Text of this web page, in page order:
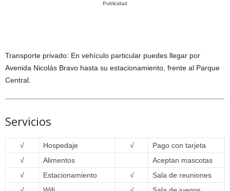
Publicidad
Transporte privado: En vehículo particular puedes llegar por
Avenida Nicolás Bravo hasta su estacionamiento, frente al Parque
Central.
Servicios
√ Hospedaje √
Pago con tarjeta
√
Alimentos
Aceptan mascotas
√
Estacionamiento √
Sala de reuniones